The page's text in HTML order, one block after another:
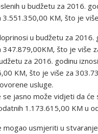
u budžetu za 2016.
KM, što je
u budžetu za
što je više
za 2016. godinu
KM, što je više za
usluge.
jasno može vidjeti da
1.173.615,00 KM u
usmjeriti u